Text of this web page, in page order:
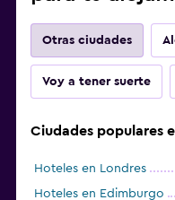
Otras ciudades
Voy a tener suerte
Ciudades populares
Hoteles en Londres
Hoteles en Edimburgo